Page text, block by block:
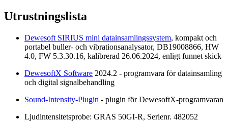
Utrustningslista
Dewesoft SIRIUS mini datainsamlingssystem, kompakt och
portabel buller- och vibrationsanalysator, DB19008866, HW
4.0, FW 5.3.30.16, kalibrerad 26.06.2024, enligt funnet skick
DewesoftX Software 2024.2 - programvara för datainsamling
och digital signalbehandling
Sound-Intensity-Plugin - plugin för DewesoftX-programvaran
Ljudintensitetsprobe: GRAS 50GI-R, Serienr. 482052